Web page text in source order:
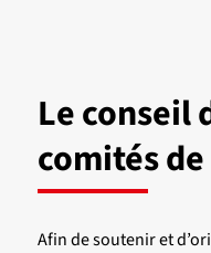
Le conseil
comités de
Afin de soutenir et